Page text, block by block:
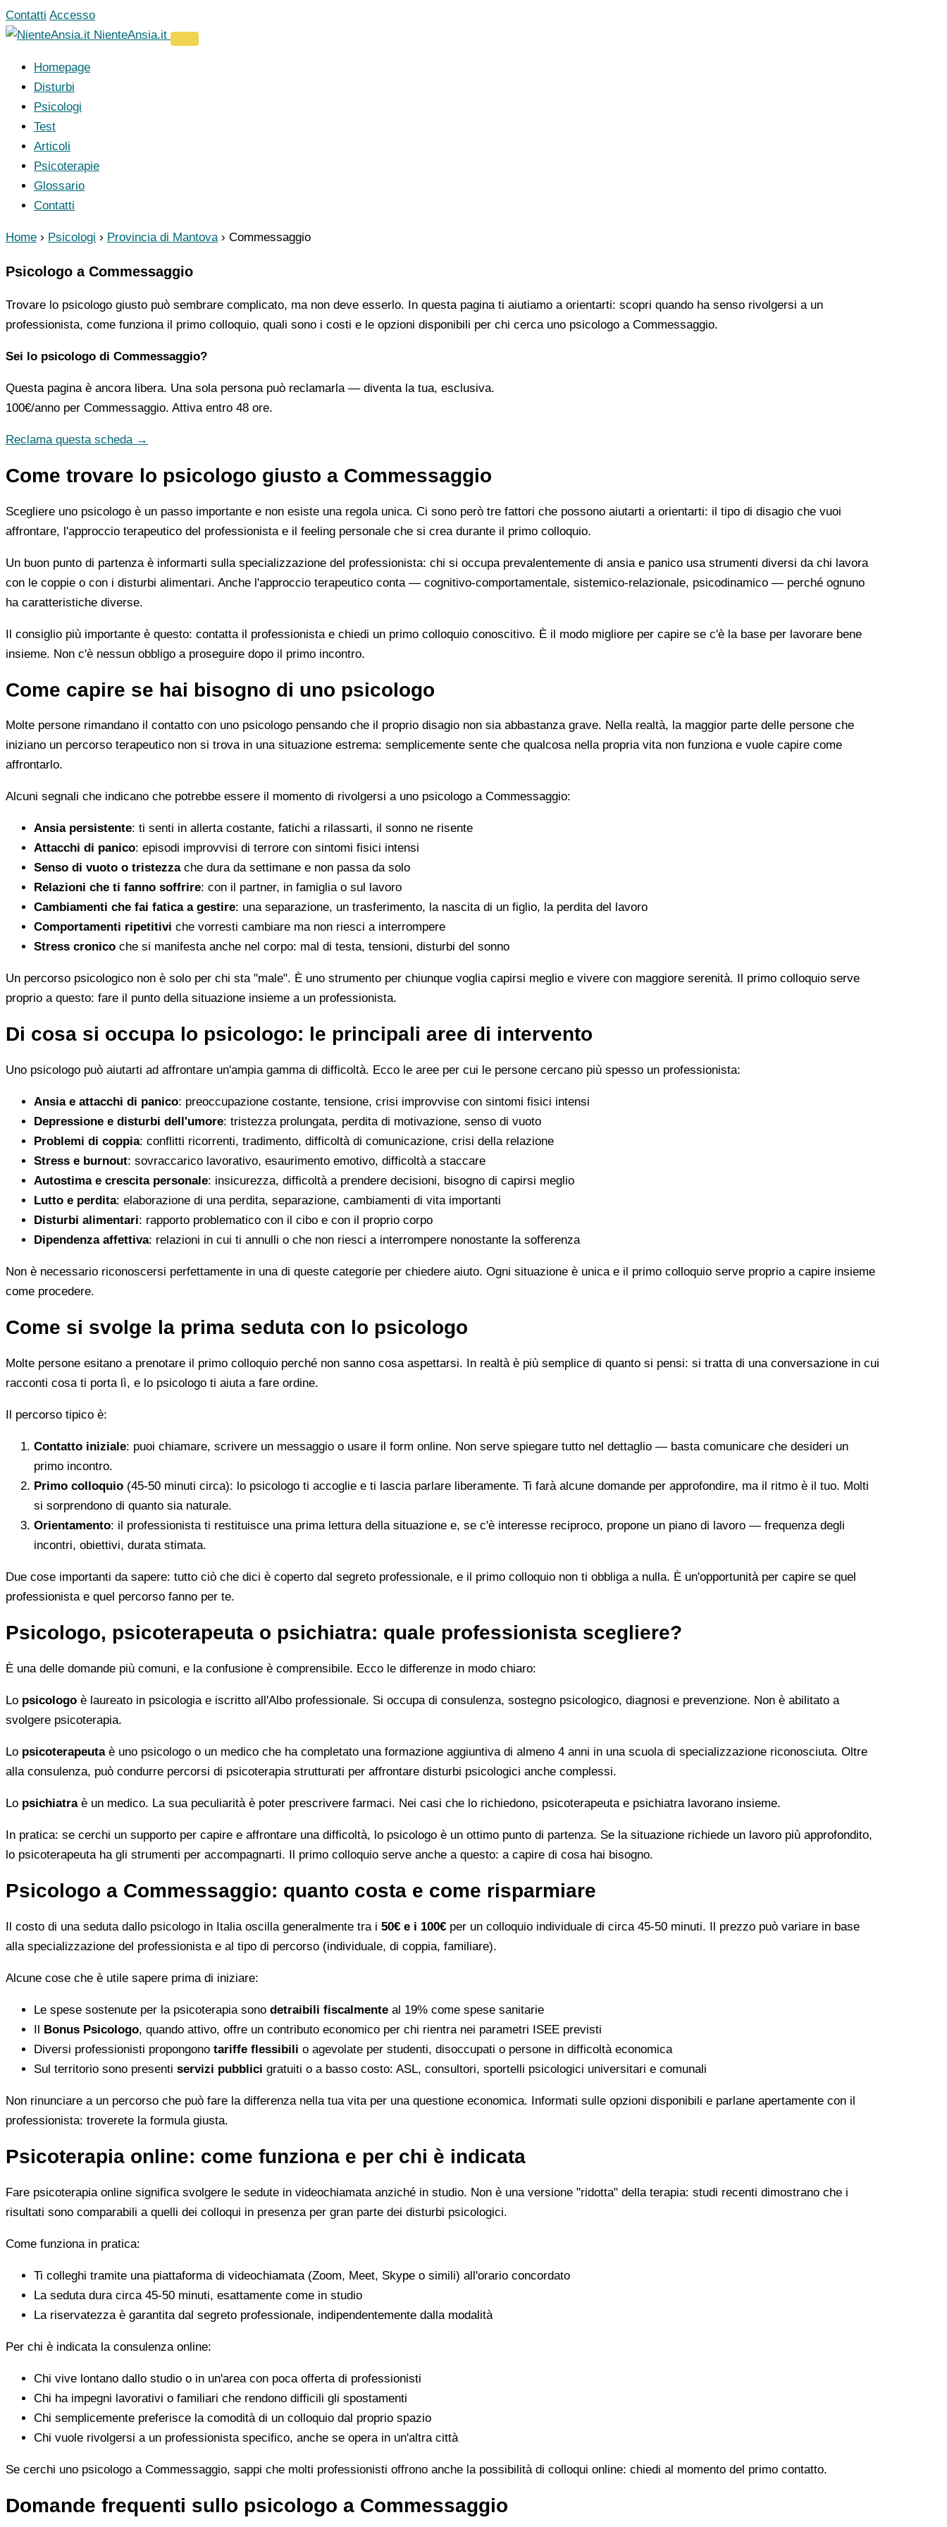
Vai
al
Contatti Accesso
NienteAnsia.it
Homepage
Disturbi
Psicologi
Test
Articoli
Psicoterapie
Glossario
Contatti
Home › Psicologi › Provincia di Mantova › Commessaggio
Psicologo a Commessaggio
Trovare lo psicologo giusto può sembrare complicato, ma non deve esserlo. In questa pagina ti aiutiamo a orientarti: scopri quando ha senso rivolgersi a un
professionista, come funziona il primo colloquio, quali sono i costi e le opzioni disponibili per chi cerca uno psicologo a Commessaggio.
Sei lo psicologo di Commessaggio?
Questa pagina è ancora libera. Una sola persona può reclamarla — diventa la tua, esclusiva.
100€/anno per Commessaggio. Attiva entro 48 ore.
Reclama questa scheda →
Come trovare lo psicologo giusto a Commessaggio
Scegliere uno psicologo è un passo importante e non esiste una regola unica. Ci sono però tre fattori che possono aiutarti a orientarti: il tipo di disagio che vuoi
affrontare, l'approccio terapeutico del professionista e il feeling personale che si crea durante il primo colloquio.
Un buon punto di partenza è informarti sulla specializzazione del professionista: chi si occupa prevalentemente di ansia e panico usa strumenti diversi da chi lavora
con le coppie o con i disturbi alimentari. Anche l'approccio terapeutico conta — cognitivo-comportamentale, sistemico-relazionale, psicodinamico — perché ognuno
ha caratteristiche diverse.
Il consiglio più importante è questo: contatta il professionista e chiedi un primo colloquio conoscitivo. È il modo migliore per capire se c'è la base per lavorare bene
insieme. Non c'è nessun obbligo a proseguire dopo il primo incontro.
Come capire se hai bisogno di uno psicologo
Molte persone rimandano il contatto con uno psicologo pensando che il proprio disagio non sia abbastanza grave. Nella realtà, la maggior parte delle persone che
iniziano un percorso terapeutico non si trova in una situazione estrema: semplicemente sente che qualcosa nella propria vita non funziona e vuole capire come
affrontarlo.
Alcuni segnali che indicano che potrebbe essere il momento di rivolgersi a uno psicologo a Commessaggio:
Ansia persistente: ti senti in allerta costante, fatichi a rilassarti, il sonno ne risente
Attacchi di panico: episodi improvvisi di terrore con sintomi fisici intensi
Senso di vuoto o tristezzache dura da settimane e non passa da solo
Relazioni che ti fanno soffrire: con il partner, in famiglia o sul lavoro
Cambiamenti che fai fatica a gestire: una separazione, un trasferimento, la nascita di un figlio, la perdita del lavoro
Comportamenti ripetitivi che vorresti cambiare ma non riesci a interrompere
Stress cronico che si manifesta anche nel corpo: mal di testa, tensioni, disturbi del sonno
Un percorso psicologico non è solo per chi sta "male". È uno strumento per chiunque voglia capirsi meglio e vivere con maggiore serenità. Il primo colloquio serve
proprio a questo: fare il punto della situazione insieme a un professionista.
Di cosa si occupa lo psicologo: le principali aree di intervento
Uno psicologo può aiutarti ad affrontare un'ampia gamma di difficoltà. Ecco le aree per cui le persone cercano più spesso un professionista:
Ansia e attacchi di panico: preoccupazione costante, tensione, crisi improvvise con sintomi fisici intensi
Depressione e disturbi dell'umore: tristezza prolungata, perdita di motivazione, senso di vuoto
Problemi di coppia: conflitti ricorrenti, tradimento, difficoltà di comunicazione, crisi della relazione
Stress e burnout: sovraccarico lavorativo, esaurimento emotivo, difficoltà a staccare
Autostima e crescita personale: insicurezza, difficoltà a prendere decisioni, bisogno di capirsi meglio
Lutto e perdita: elaborazione di una perdita, separazione, cambiamenti di vita importanti
Disturbi alimentari: rapporto problematico con il cibo e con il proprio corpo
Dipendenza affettiva: relazioni in cui ti annulli o che non riesci a interrompere nonostante la sofferenza
Non è necessario riconoscersi perfettamente in una di queste categorie per chiedere aiuto. Ogni situazione è unica e il primo colloquio serve proprio a capire insieme
come procedere.
Come si svolge la prima seduta con lo psicologo
Molte persone esitano a prenotare il primo colloquio perché non sanno cosa aspettarsi. In realtà è più semplice di quanto si pensi: si tratta di una conversazione in cui
racconti cosa ti porta lì, e lo psicologo ti aiuta a fare ordine.
Il percorso tipico è:
Contatto iniziale: puoi chiamare, scrivere un messaggio o usare il form online. Non serve spiegare tutto nel dettaglio — basta comunicare che desideri un
primo incontro.
Primo colloquio (45-50 minuti circa): lo psicologo ti accoglie e ti lascia parlare liberamente. Ti farà alcune domande per approfondire, ma il ritmo è il tuo. Molti
si sorprendono di quanto sia naturale.
Orientamento: il professionista ti restituisce una prima lettura della situazione e, se c'è interesse reciproco, propone un piano di lavoro — frequenza degli
incontri, obiettivi, durata stimata.
Due cose importanti da sapere: tutto ciò che dici è coperto dal segreto professionale, e il primo colloquio non ti obbliga a nulla. È un'opportunità per capire se quel
professionista e quel percorso fanno per te.
Psicologo, psicoterapeuta o psichiatra: quale professionista scegliere?
È una delle domande più comuni, e la confusione è comprensibile. Ecco le differenze in modo chiaro:
Lo psicologo è laureato in psicologia e iscritto all'Albo professionale. Si occupa di consulenza, sostegno psicologico, diagnosi e prevenzione. Non è abilitato a
svolgere psicoterapia.
Lo psicoterapeutaè uno psicologo o un medico che ha completato una formazione aggiuntiva di almeno 4 anni in una scuola di specializzazione riconosciuta. Oltre
alla consulenza, può condurre percorsi di psicoterapia strutturati per affrontare disturbi psicologici anche complessi.
Lo psichiatraè un medico. La sua peculiarità è poter prescrivere farmaci. Nei casi che lo richiedono, psicoterapeuta e psichiatra lavorano insieme.
In pratica: se cerchi un supporto per capire e affrontare una difficoltà, lo psicologo è un ottimo punto di partenza. Se la situazione richiede un lavoro più approfondito,
lo psicoterapeuta ha gli strumenti per accompagnarti. Il primo colloquio serve anche a questo: a capire di cosa hai bisogno.
Psicologo a Commessaggio: quanto costa e come risparmiare
Il costo di una seduta dallo psicologo in Italia oscilla generalmente tra i 50€ e i 100€ per un colloquio individuale di circa 45-50 minuti. Il prezzo può variare in base
alla specializzazione del professionista e al tipo di percorso (individuale, di coppia, familiare).
Alcune cose che è utile sapere prima di iniziare:
Le spese sostenute per la psicoterapia sono detraibili fiscalmente al 19% come spese sanitarie
Il Bonus Psicologo, quando attivo, offre un contributo economico per chi rientra nei parametri ISEE previsti
Diversi professionisti propongono tariffe flessibili o agevolate per studenti, disoccupati o persone in difficoltà economica
Sul territorio sono presenti servizi pubblici gratuiti o a basso costo: ASL, consultori, sportelli psicologici universitari e comunali
Non rinunciare a un percorso che può fare la differenza nella tua vita per una questione economica. Informati sulle opzioni disponibili e parlane apertamente con il
professionista: troverete la formula giusta.
Psicoterapia online: come funziona e per chi è indicata
Fare psicoterapia online significa svolgere le sedute in videochiamata anziché in studio. Non è una versione "ridotta" della terapia: studi recenti dimostrano che i
risultati sono comparabili a quelli dei colloqui in presenza per gran parte dei disturbi psicologici.
Come funziona in pratica:
Ti colleghi tramite una piattaforma di videochiamata (Zoom, Meet, Skype o simili) all'orario concordato
La seduta dura circa 45-50 minuti, esattamente come in studio
La riservatezza è garantita dal segreto professionale, indipendentemente dalla modalità
Per chi è indicata la consulenza online:
Chi vive lontano dallo studio o in un'area con poca offerta di professionisti
Chi ha impegni lavorativi o familiari che rendono difficili gli spostamenti
Chi semplicemente preferisce la comodità di un colloquio dal proprio spazio
Chi vuole rivolgersi a un professionista specifico, anche se opera in un'altra città
Se cerchi uno psicologo a Commessaggio, sappi che molti professionisti offrono anche la possibilità di colloqui online: chiedi al momento del primo contatto.
Domande frequenti sullo psicologo a Commessaggio